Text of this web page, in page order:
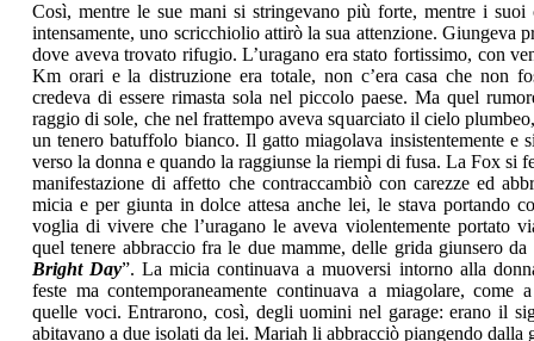
Così, mentre le sue mani si stringevano più forte, mentre i
intensamente, uno scricchiolio attirò la sua attenzione. Giungeva
dove aveva trovato rifugio. L’uragano era stato fortissimo, con
Km orari e la distruzione era totale, non c’era casa che non
credeva di essere rimasta sola nel piccolo paese. Ma quel
raggio di sole, che nel frattempo aveva squarciato il cielo
un tenero batuffolo bianco. Il gatto miagolava insistentemente e
verso la donna e quando la raggiunse la riempi di fusa. La Fox si
manifestazione di affetto che contraccambiò con carezze ed
micia e per giunta in dolce attesa anche lei, le stava portando
voglia di vivere che l’uragano le aveva violentemente portato
quel tenere abbraccio fra le due mamme, delle grida giunsero
Bright Day”. La micia continuava a muoversi intorno alla
feste ma contemporaneamente continuava a miagolare, come
quelle voci. Entrarono, così, degli uomini nel garage: erano il
abitavano a due isolati da lei. Mariah li abbracciò piangendo